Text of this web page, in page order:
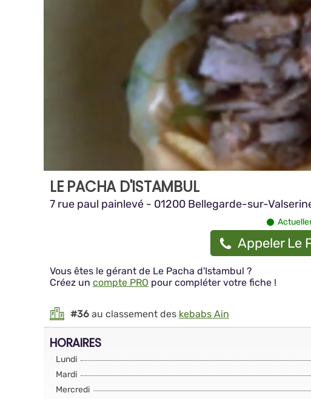
LE PACHA D'ISTAMBUL
7 rue paul painlevé - 01200 Bellegarde-sur-
Appeler Le
Vous êtes le gérant de Le Pacha d'Istambul ?
Créez un compte PRO pour compléter votre fiche !
#36 au classement des kebabs Ain
HORAIRES
Lundi
Mardi
Mercredi